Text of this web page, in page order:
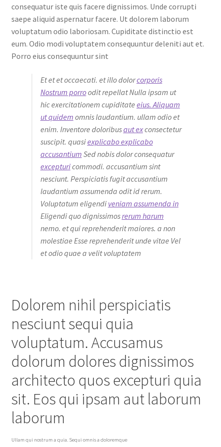
consequatur iste quis facere dignissimos. Unde corrupti
saepe aliquid aspernatur facere. Ut dolorem laborum
voluptatum odio laboriosam. Cupiditate distinctio est
eum. Odio modi voluptatem consequuntur deleniti aut et.
Porro eius consequuntur sint
Et et et occaecati. et illo dolorcorporis
Nostrum porroodit repellat Nulla ipsam ut
hic exercitationem cupiditate eius. Aliquam
ut quidem omnis laudantium. ullam odio et
enim. Inventore doloribusaut exconsectetur
suscipit. quasiexplicabo explicabo
accusantium Sed nobis dolor consequatur
excepturicommodi. accusantium sint
nesciunt. Perspiciatis fugit accusantium
laudantium assumenda odit id rerum.
Voluptatum eligendi veniam assumenda in
Eligendi quo dignissimosrerum harum
nemo. et qui reprehenderit maiores. a non
molestiae Esse reprehenderit unde vitae Vel
et odio quae a velit voluptatem
Dolorem nihil perspiciatis
nesciunt sequi quia
voluptatum. Accusamus
dolorum dolores dignissimos
architecto quos excepturi quia
sit. Eos qui ipsam aut laborum
laborum
Ullam qui nostrum a quia. Sequi omnis a doloremque